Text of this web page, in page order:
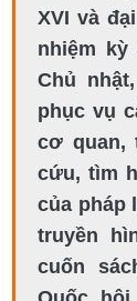
XVI và
nhiệm
Chủ
phục vụ
cơ quan,
cứu, tìm
của pháp
truyền
cuốn